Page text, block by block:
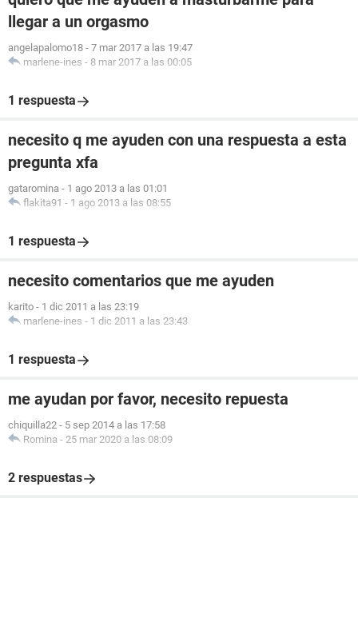
llegar a un orgasmo
angelapalomo18 - 7 mar 2017 a las 19:47
marlene-ines - 8 mar 2017 a las 00:05
1 respuesta
necesito q me ayuden con una respuesta a esta
pregunta xfa
gataromina - 1 ago 2013 a las 01:01
flakita91 - 1 ago 2013 a las 08:55
1 respuesta
necesito comentarios que me ayuden
karito - 1 dic 2011 a las 23:19
marlene-ines - 1 dic 2011 a las 23:43
1 respuesta
me ayudan por favor, necesito repuesta
chiquilla22 - 5 sep 2014 a las 17:58
Romina - 25 mar 2020 a las 08:09
2 respuestas